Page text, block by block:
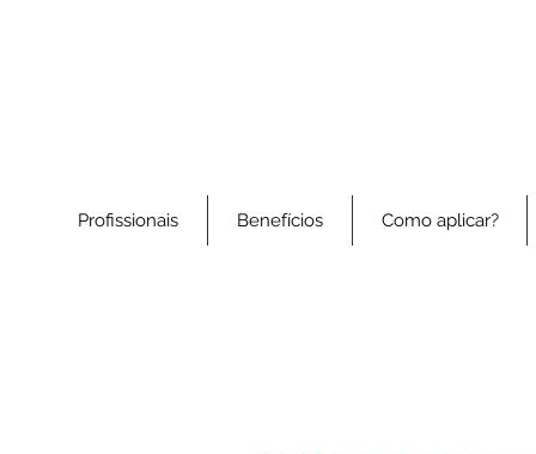
Profissionais Benefícios Como aplicar?